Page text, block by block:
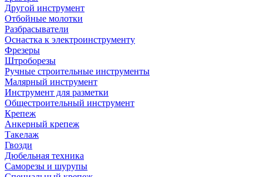
Другой инструмент
Отбойные молотки
Разбрасыватели
Оснастка к электроинструменту
Фрезеры
Штроборезы
Ручные строительные инструменты
Малярный инструмент
Инструмент для разметки
Общестроительный инструмент
Крепеж
Анкерный крепеж
Такелаж
Гвозди
Дюбельная техника
Саморезы и шурупы